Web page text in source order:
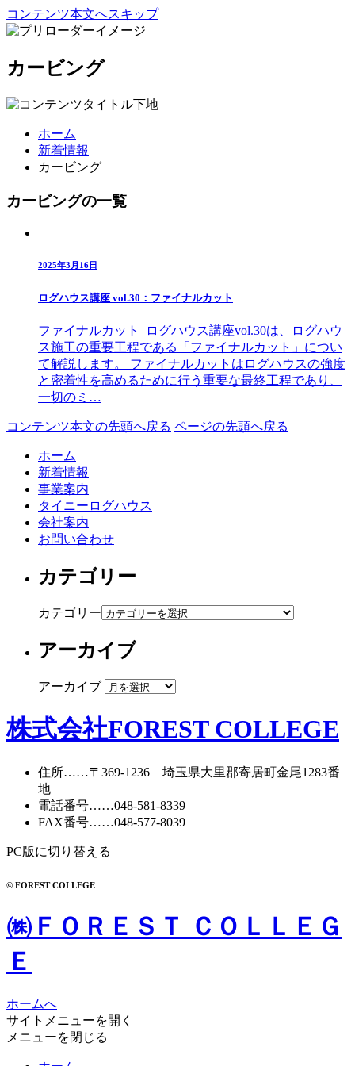
コンテンツ本文へスキップ
カービング
ホーム
新着情報
カービング
カービングの一覧
2025年3月16日
ログハウス講座 vol.30：ファイナルカット
ファイナルカット ログハウス講座vol.30は、ログハウ
ス施工の重要工程である「ファイナルカット」につい
て解説します。 ファイナルカットはログハウスの強度
と密着性を高めるために行う重要な最終工程であり、
一切のミ…
コンテンツ本文の先頭へ戻る ページの先頭へ戻る
ホーム
新着情報
事業案内
タイニーログハウス
会社案内
お問い合わせ
カテゴリー
カテゴリー
アーカイブ
アーカイブ
株式会社FOREST COLLEGE
住所……〒369-1236 埼玉県大里郡寄居町金尾1283番
地
電話番号……048-581-8339
FAX番号……048-577-8039
PC版に切り替える
© FOREST COLLEGE
㈱ＦＯＲＥＳＴ ＣＯＬＬＥＧ
Ｅ
ホームへ
サイトメニューを開く
メニューを閉じる